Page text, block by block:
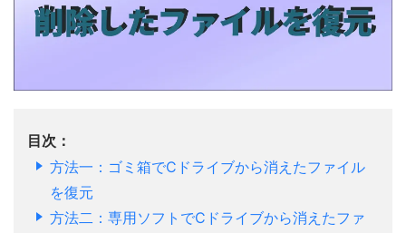
目次：
方法一：ゴミ箱でCドライブから消えたファイル
を復元
方法二：専用ソフトでCドライブから消えたファ